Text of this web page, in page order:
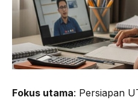
Fokus utama: Persiapan